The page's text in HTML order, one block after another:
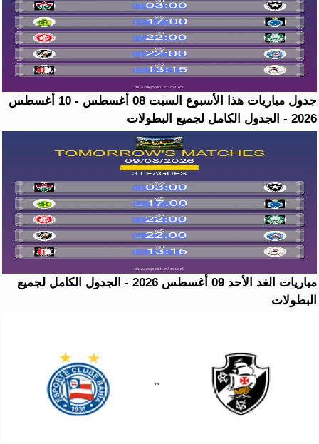
جدول مباريات هذا الأسبوع السبت 08 أغسطس - 10 أغسطس
2026 - الجدول الكامل لجميع البطولات
مباريات الغد الأحد 09 أغسطس 2026 - الجدول الكامل لجميع
البطولات